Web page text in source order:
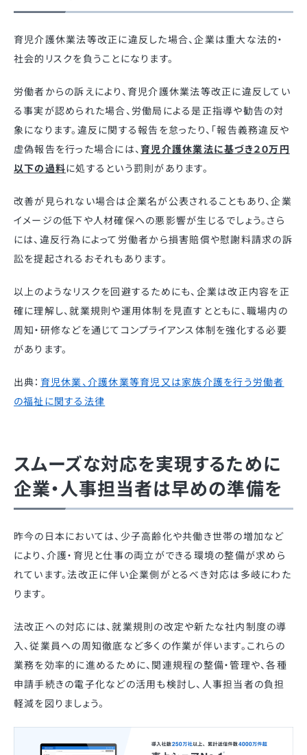
育児介護休業法等改正に違反した場合、企業は重大な法的・
社会的リスクを負うことになります。
労働者からの訴えにより、育児介護休業法等改正に違反してい
る事実が認められた場合、労働局による是正指導や勧告の対
象になります。違反に関する報告を怠ったり、「報告義務違反や
虚偽報告を行った場合には、育児介護休業法に基づき２0万円
以下の過料に処するという罰則があります。
改善が見られない場合は企業名が公表されることもあり、企業
イメージの低下や人材確保への悪影響が生じるでしょう。さら
には、違反行為によって労働者から損害賠償や慰謝料請求の訴
訟を提起されるおそれもあります。
以上のようなリスクを回避するためにも、企業は改正内容を正
確に理解し、就業規則や運用体制を見直すとともに、職場内の
周知・研修などを通じてコンプライアンス体制を強化する必要
があります。
出典： 育児休業、介護休業等育児又は家族介護を行う労働者
の福祉に関する法律
スムーズな対応を実現するために
企業・人事担当者は早めの準備を
昨今の日本においては、少子高齢化や共働き世帯の増加など
により、介護・育児と仕事の両立ができる環境の整備が求めら
れています。法改正に伴い企業側がとるべき対応は多岐にわた
ります。
法改正への対応には、就業規則の改定や新たな社内制度の導
入、従業員への周知徹底など多くの作業が伴います。これらの
業務を効率的に進めるために、関連規程の整備・管理や、各種
申請手続きの電子化などの活用も検討し、人事担当者の負担
軽減を図りましょう。